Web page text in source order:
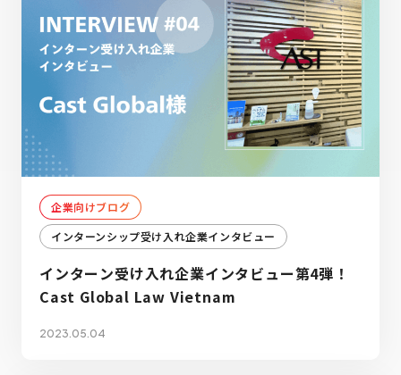
企業向けブログ
インターンシップ受け入れ企業インタビュー
インターン受け入れ企業インタビュー第4弾！
Cast Global Law Vietnam
2023.05.04